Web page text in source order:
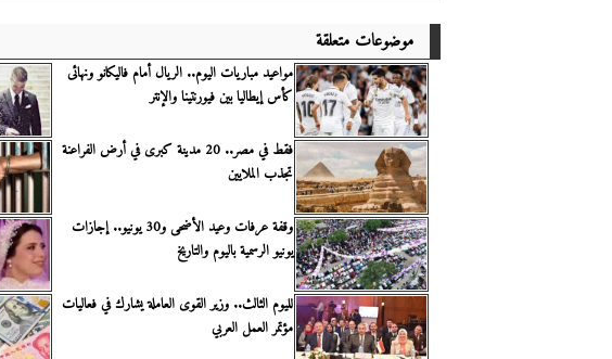
موضوعات متعلقة
مواعيد مباريات اليوم.. الريال أمام فاليكانو ونهائى
كأس إيطاليا بين فيورنتينا والإنتر
فقط في مصر.. 20 مدينة كبرى في أرض الفراعنة
تجذب الملايين
وقفة عرفات وعيد الأضحى و30 يونيو.. إجازات
يونيو الرسمية باليوم والتاريخ
لليوم الثالث.. وزير القوى العاملة يشارك في فعاليات
مؤتمر العمل العربي